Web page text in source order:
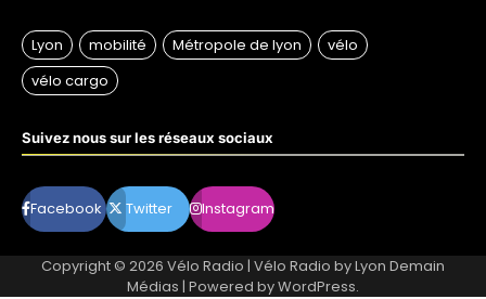
Suivez nous sur les réseaux sociaux
Facebook Twitter Instagram
Copyright © 2026 Vélo Radio | Vélo Radio byLyon Demain
Médias | Powered byWordPress.